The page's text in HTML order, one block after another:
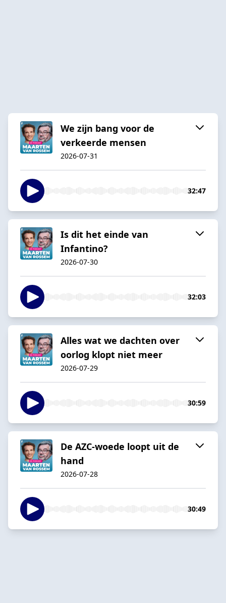
We zijn bang voor de
verkeerde mensen
2026-07-31
32:47
Is dit het einde van
Infantino?
2026-07-30
32:03
Alles wat we dachten over
oorlog klopt niet meer
2026-07-29
30:59
De AZC-woede loopt uit de
hand
2026-07-28
30:49